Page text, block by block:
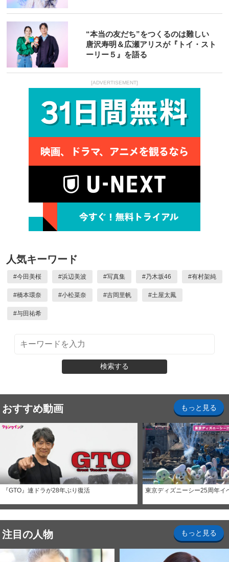
“本当の友だち”をつくるのは難しい
唐沢寿明＆広瀬アリスが『トイ・スト
ーリー５』を語る
[ADVERTISEMENT]
人気キーワード
#今田美桜 #浜辺美波 #写真集 #乃木坂46 #有村架純
#橋本環奈 #小松菜奈 #吉岡里帆 #土屋太鳳
#与田祐希
検索する
おすすめ動画 もっと見る
『GTO』連ドラが28年ぶり復活 東京ディズニーシー25周年イ
注目の人物 もっと見る